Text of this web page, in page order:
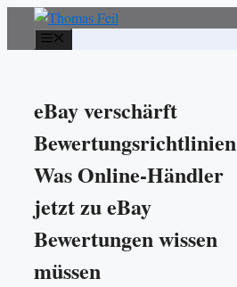
eBay verschärft
Was Online-Händler
jetzt zu eBay
Bewertungen wissen
müssen